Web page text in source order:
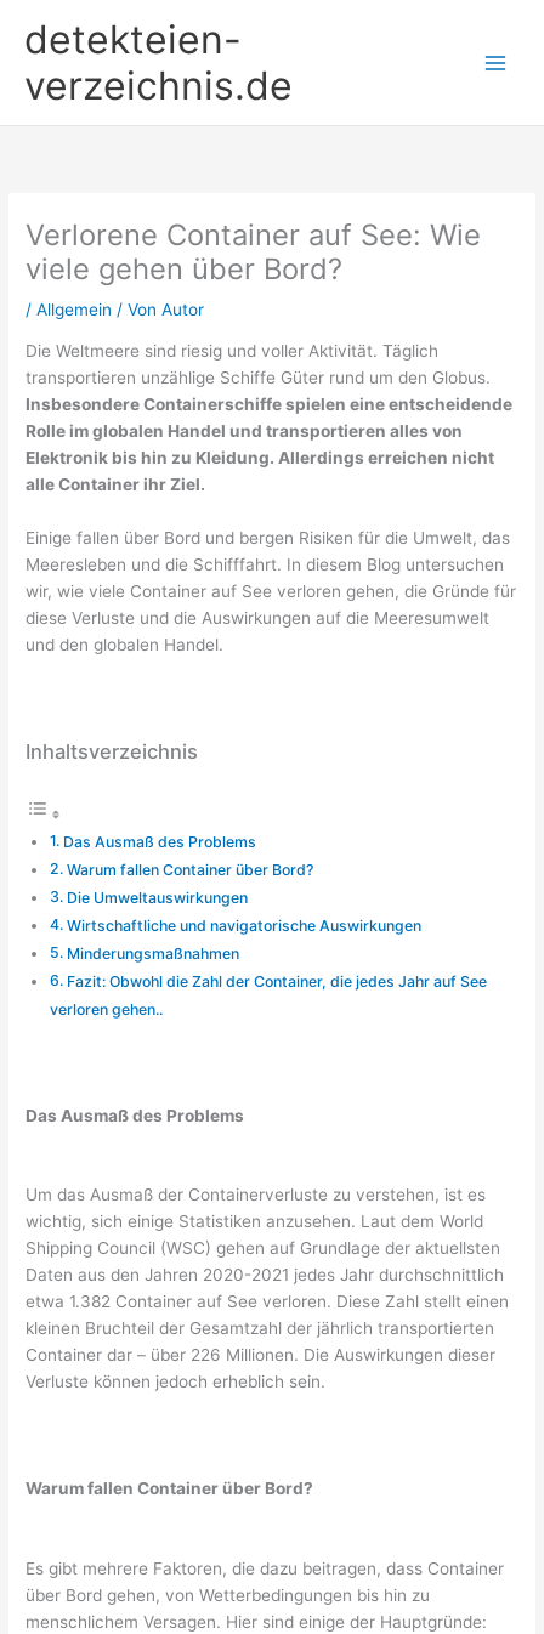
Inhaltdetekteien-
verzeichnis.de
Verlorene Container auf See: Wie
viele gehen über Bord?
/Allgemein / VonAutor
Die Weltmeere sind riesig und voller Aktivität. Täglich
transportieren unzählige Schiffe Güter rund um den Globus.
Insbesondere Containerschiffe spielen eine entscheidende
Rolle im globalen Handel und transportieren alles von
Elektronik bis hin zu Kleidung. Allerdings erreichen nicht
alle Container ihr Ziel.
Einige fallen über Bord und bergen Risiken für die Umwelt, das
Meeresleben und die Schifffahrt. In diesem Blog untersuchen
wir, wie viele Container auf See verloren gehen, die Gründe für
diese Verluste und die Auswirkungen auf die Meeresumwelt
und den globalen Handel.
Inhaltsverzeichnis
Das Ausmaß des Problems
Warum fallen Container über Bord?
Die Umweltauswirkungen
Wirtschaftliche und navigatorische Auswirkungen
Minderungsmaßnahmen
Fazit: Obwohl die Zahl der Container, die jedes Jahr auf See
verloren gehen..
Das Ausmaß des Problems
Um das Ausmaß der Containerverluste zu verstehen, ist es
wichtig, sich einige Statistiken anzusehen. Laut dem World
Shipping Council (WSC) gehen auf Grundlage der aktuellsten
Daten aus den Jahren 2020-2021 jedes Jahr durchschnittlich
etwa 1.382 Container auf See verloren. Diese Zahl stellt einen
kleinen Bruchteil der Gesamtzahl der jährlich transportierten
Container dar – über 226 Millionen. Die Auswirkungen dieser
Verluste können jedoch erheblich sein.
Warum fallen Container über Bord?
Es gibt mehrere Faktoren, die dazu beitragen, dass Container
über Bord gehen, von Wetterbedingungen bis hin zu
menschlichem Versagen. Hier sind einige der Hauptgründe: